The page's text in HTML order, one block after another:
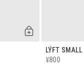
LÝFT
¥800